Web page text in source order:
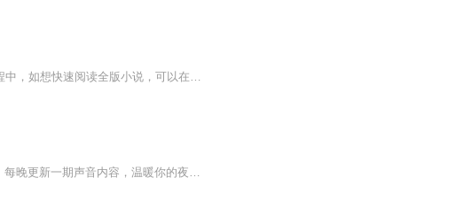
【收听须知】1、本作品免费更新，可收听、可下载、重复收听。2、在收听过程中，如想快速阅读全版小说，可以在微信中搜索公众号【万阅斋】，关注并回复小说编号【061】，便可快速阅读全版。...
晚是世界的晚，安是有你的安。希望用我的声音，传递给你内心的力量和温柔。每晚更新一期声音内容，温暖你的夜晚。也可以在每晚十点，来到我的直播间【归期暖声治愈】倾听故事，诉说心情，共同进步，找到更好的自己。有回音的树洞：直播间粉丝团获得期待和...